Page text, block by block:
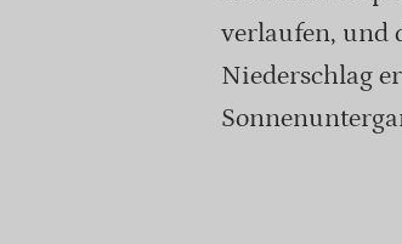
verlaufen, und
Niederschlag